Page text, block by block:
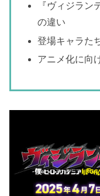
『ヴィジラン
の違い
登場キャラた
アニメ化に向